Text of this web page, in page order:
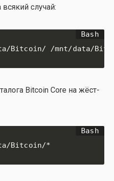
слу­чай:
Bitcoin/ /mnt/data/
Bitcoin Core на жёст­
Bitcoin/*